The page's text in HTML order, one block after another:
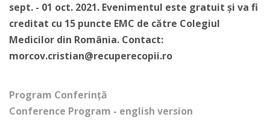
sept. - 01 oct. 2021. Evenimentul este gratuit și va fi
creditat cu 15 puncte EMC de către Colegiul
Medicilor din România. Contact:
morcov.cristian@recuperecopii.ro
Program Conferință
Conference Program - english version